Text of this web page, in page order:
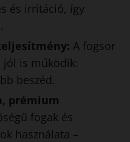
és irritáció, így
A fogsor
jól is működik:
beszéd.
prémium
fogak és
használata –